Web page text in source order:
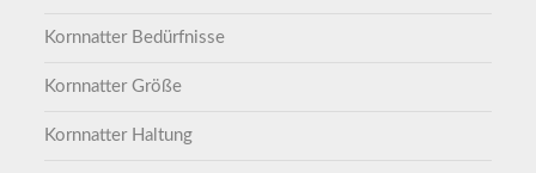
Kornnatter Bedürfnisse
Kornnatter Größe
Kornnatter Haltung